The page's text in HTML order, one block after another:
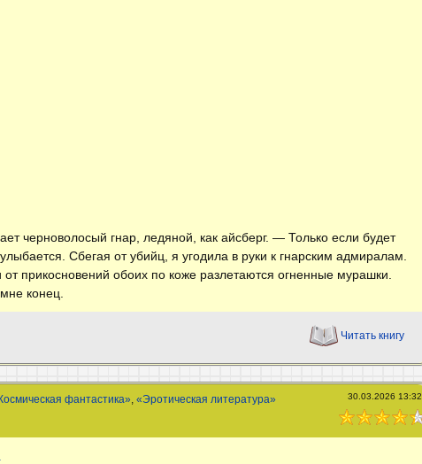
черноволосый гнар, ледяной, как айсберг. — Только если будет
Сбегая от убийц, я угодила в руки к гнарским адмиралам.
прикосновений обоих по коже разлетаются огненные мурашки.
конец.
Читать книгу
фантастика»,«Эротическая литература» 30.03.2026 13:32